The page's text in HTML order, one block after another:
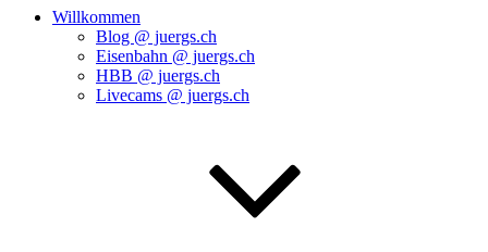
Willkommen
Blog @ juergs.ch
Eisenbahn @ juergs.ch
HBB @ juergs.ch
Livecams @ juergs.ch